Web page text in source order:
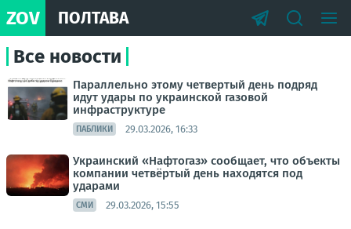
ZOV ПОЛТАВА
Все новости
Параллельно этому четвертый день подряд
идут удары по украинской газовой
инфраструктуре
ПАБЛИКИ 29.03.2026, 16:33
Украинский «Нафтогаз» сообщает, что объекты
компании четвёртый день находятся под
ударами
СМИ 29.03.2026, 15:55